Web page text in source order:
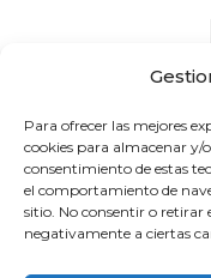
Para ofrecer las mejores
cookies para almacenar y/
consentimiento de estas
el comportamiento de
sitio. No consentir o retirar
negativamente a ciertas